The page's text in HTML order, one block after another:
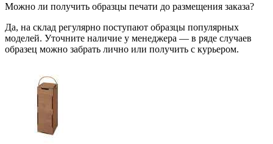
Можно ли получить образцы печати до размещения заказа?
Да, на склад регулярно поступают образцы популярных
моделей. Уточните наличие у менеджера — в ряде случаев
образец можно забрать лично или получить с курьером.